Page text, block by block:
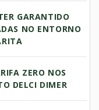
GARANTIDO
NO ENTORNO
ZERO NOS
DELCI DIMER